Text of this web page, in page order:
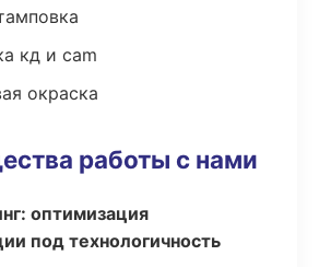
кд и cam
окраска
работы с нами
оптимизация
под технологичность